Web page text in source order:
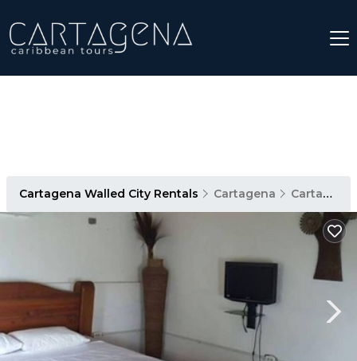
Cartagena Walled City Rentals Cartagena Cartagena Walled City